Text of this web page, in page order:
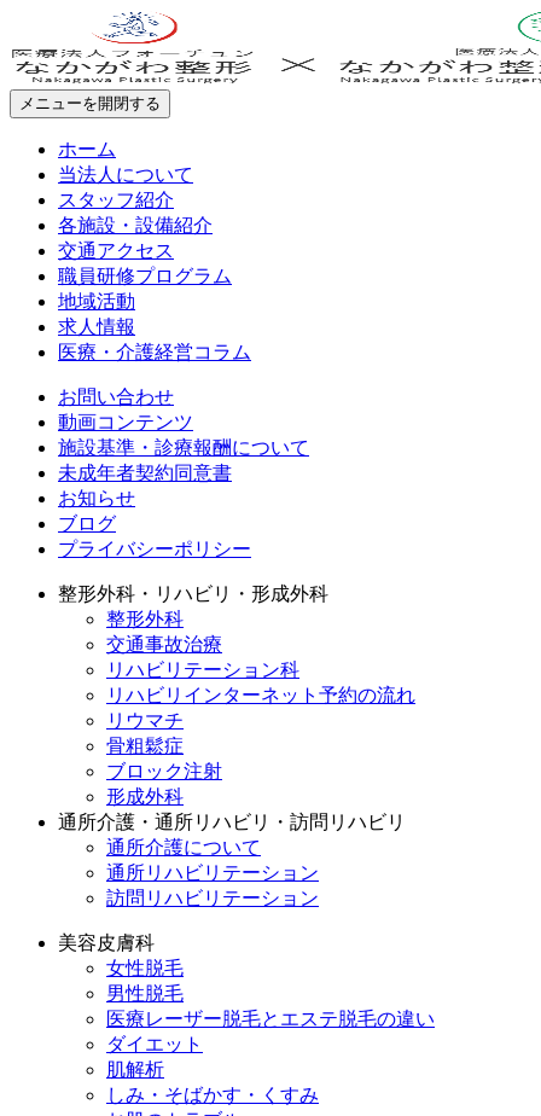
メニューを開閉する
ホーム
当法人について
スタッフ紹介
各施設・設備紹介
交通アクセス
職員研修プログラム
地域活動
求人情報
医療・介護経営コラム
お問い合わせ
動画コンテンツ
施設基準・診療報酬について
未成年者契約同意書
お知らせ
ブログ
プライバシーポリシー
整形外科・リハビリ・形成外科
整形外科
交通事故治療
リハビリテーション科
リハビリインターネット予約の流れ
リウマチ
骨粗鬆症
ブロック注射
形成外科
通所介護・通所リハビリ・訪問リハビリ
通所介護について
通所リハビリテーション
訪問リハビリテーション
美容皮膚科
女性脱毛
男性脱毛
医療レーザー脱毛とエステ脱毛の違い
ダイエット
肌解析
しみ・そばかす・くすみ